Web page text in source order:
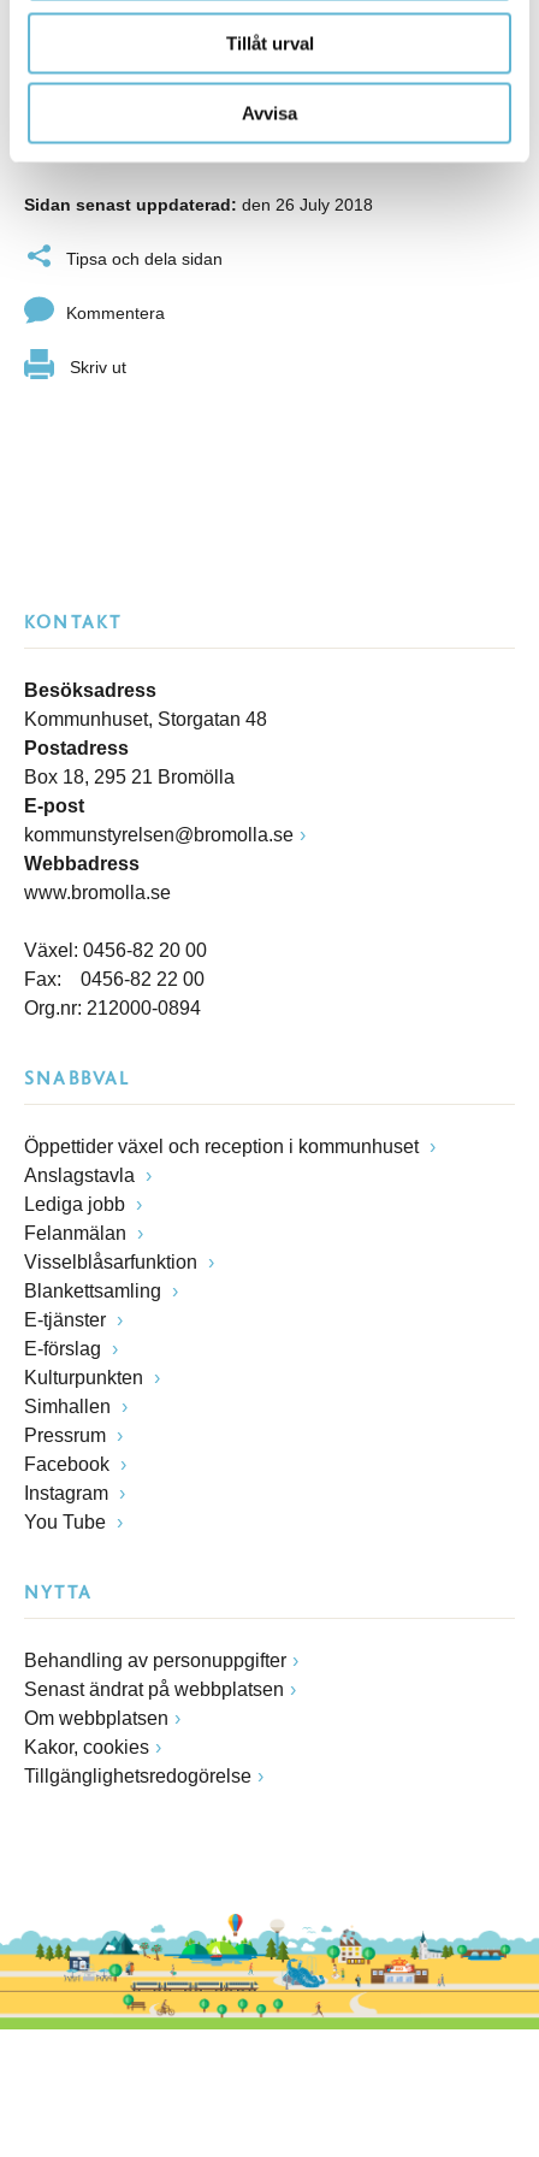
Tillåt urval
Avvisa
På SMHI:s webbplats finns mer information om
Sidan senast uppdaterad: den 26 July 2018
Tipsa och dela sidan
Kommentera
Skriv ut
KONTAKT
Besöksadress
Kommunhuset, Storgatan 48
Postadress
Box 18, 295 21 Bromölla
E-post
kommunstyrelsen@bromolla.se
Webbadress
www.bromolla.se
Växel: 0456-82 20 00
Fax: 0456-82 22 00
Org.nr: 212000-0894
SNABBVAL
Öppettider växel och reception i kommunhuset
Anslagstavla
Lediga jobb
Felanmälan
Visselblåsarfunktion
Blankettsamling
E-tjänster
E-förslag
Kulturpunkten
Simhallen
Pressrum
Facebook
Instagram
You Tube
NYTTA
Behandling av personuppgifter
Senast ändrat på webbplatsen
Om webbplatsen
Kakor, cookies
Tillgänglighetsredogörelse